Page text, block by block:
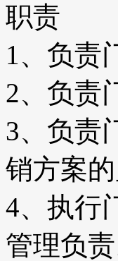
职责
1、负责
2、负责
3、负责
销方案
4、执行
管理负责